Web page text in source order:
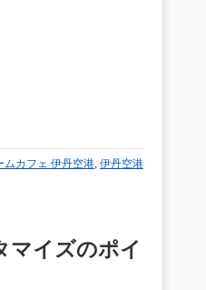
ムカフェ 伊丹空港, 伊丹空港
マイズのポイ